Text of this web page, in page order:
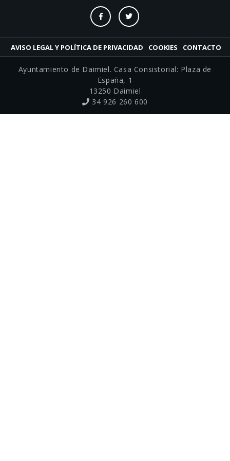
Plan Antifraude del Ayuntamiento de Daimiel
Plusvalía: autoliquidación
Desarrollo urbano sostenible
Presupuestos participativos 2025 / 2026
Delegación de Empleo
Delegación de Festejos
Delegación de Igualdad
Delegación de Medio Ambiente
Delegación de Promoción Económica y
AVISO LEGAL Y POLÍTICA DE PRIVACIDAD COOKIES CONTACTO
Ayuntamiento de Daimiel. Casa Consistorial: Plaza de
España, 1
13250 Daimiel
34 926 260 600